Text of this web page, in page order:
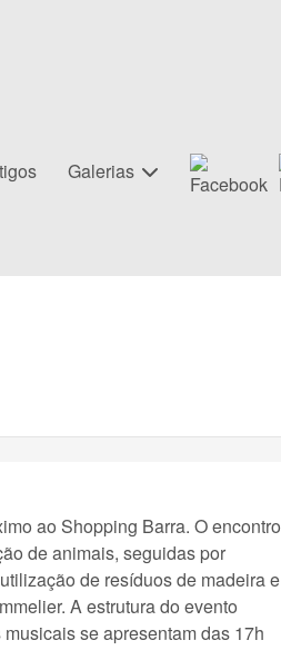
Galerias
ao Shopping Barra. O encontro
de animais, seguidas por
de resíduos de madeira e
A estrutura do evento
se apresentam das 17h